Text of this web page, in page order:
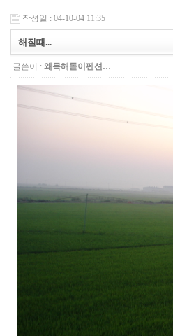
작성일 : 04-10-04 11:35
해질때...
글쓴이 : 왜목해돋이펜션…